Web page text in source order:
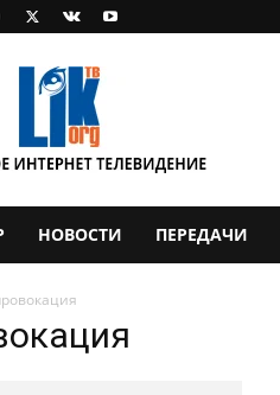
НОВОСТИ ПЕРЕДАЧИ